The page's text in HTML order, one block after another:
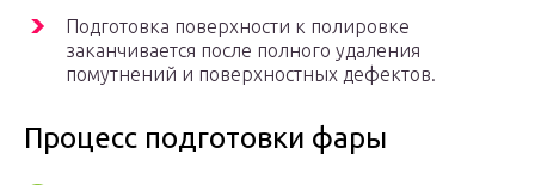
Подготовка поверхности к полировке
заканчивается после полного удаления
помутнений и поверхностных дефектов.
Процесс подготовки фары